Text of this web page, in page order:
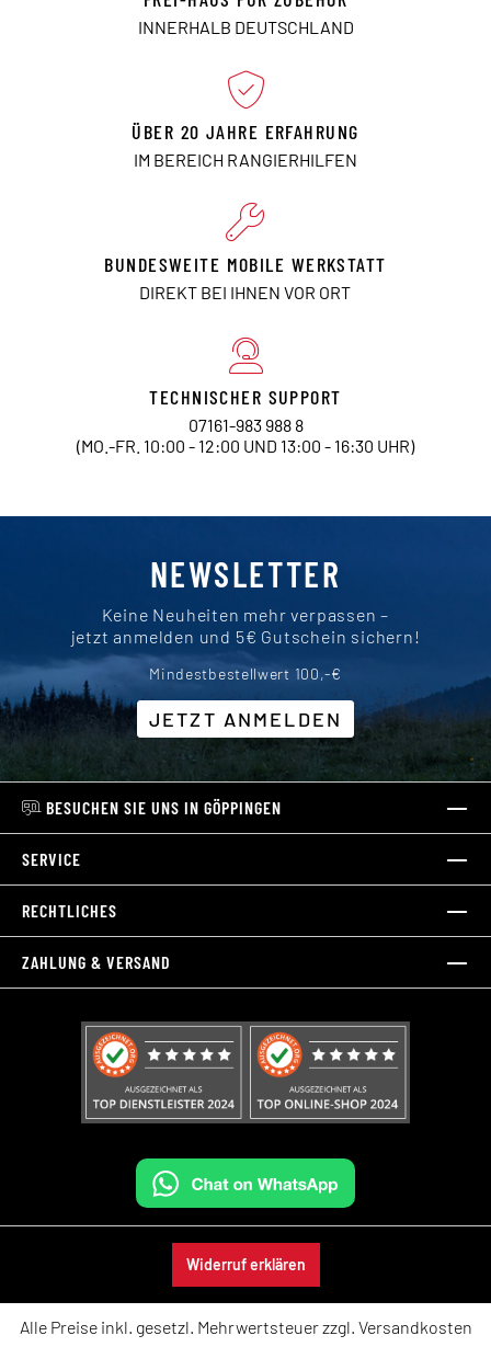
INNERHALB DEUTSCHLAND
ÜBER 20 JAHRE ERFAHRUNG
IM BEREICH RANGIERHILFEN
BUNDESWEITE MOBILE WERKSTATT
DIREKT BEI IHNEN VOR ORT
TECHNISCHER SUPPORT
07161-983 988 8
(MO.-FR. 10:00 - 12:00 UND 13:00 - 16:30 UHR)
NEWSLETTER
Keine Neuheiten mehr verpassen –
jetzt anmelden und 5€ Gutschein sichern!
Mindestbestellwert 100,-€
JETZT ANMELDEN
BESUCHEN SIE UNS IN GÖPPINGEN
SERVICE
RECHTLICHES
ZAHLUNG & VERSAND
Widerruf erklären
Alle Preise inkl. gesetzl. Mehrwertsteuer zzgl. Versandkosten